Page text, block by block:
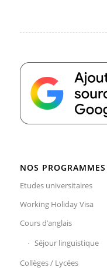
NOS PROGRAMMES
Etudes universitaires
Working Holiday Visa
Cours d’anglais
Séjour linguistique
Collèges / Lycées